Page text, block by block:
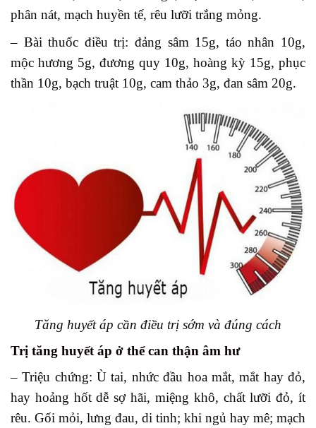
phân nát, mạch huyền tế, rêu lưỡi trắng mỏng.
– Bài thuốc điều trị: đảng sâm 15g, táo nhân 10g,
mộc hương 5g, đương quy 10g, hoàng kỳ 15g, phục
thần 10g, bạch truật 10g, cam thảo 3g, đan sâm 20g.
Tăng huyết áp cần điều trị sớm và đúng cách
Trị tăng huyết áp ở thể can thận âm hư
– Triệu chứng: Ù tai, nhức đầu hoa mắt, mắt hay đỏ,
hay hoảng hốt dễ sợ hãi, miệng khô, chất lưỡi đỏ, ít
rêu. Gối mỏi, lưng đau, di tinh; khi ngủ hay mê; mạch